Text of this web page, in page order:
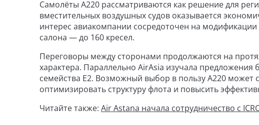
Самолёты A220 рассматриваются как решение для
вместительных воздушных судов оказывается
интерес авиакомпании сосредоточен на
салона — до 160 кресел.
Переговоры между сторонами продолжаются на
характера. Параллельно AirAsia изучала
семейства E2. Возможный выбор в пользу A220 может
оптимизировать структуру флота и повысить
Читайте также: Air Astana начала сотрудничество с